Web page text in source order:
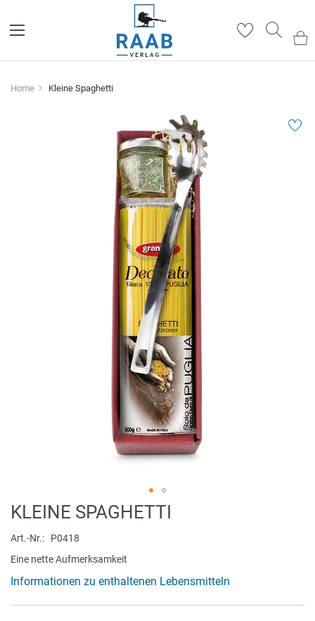
Home Kleine Spaghetti
Zum
Anfang
der
Bildergalerie
KLEINE SPAGHETTI
Art.-Nr.
P0418
Eine nette Aufmerksamkeit
Informationen zu enthaltenen Lebensmitteln